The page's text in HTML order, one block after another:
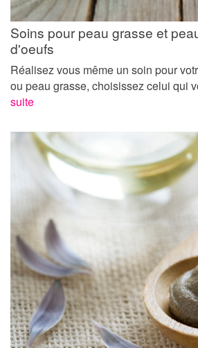
Soins pour peau grasse et
d'oeufs
Réalisez vous même un soin pour
ou peau grasse, choisissez celui qui
suite